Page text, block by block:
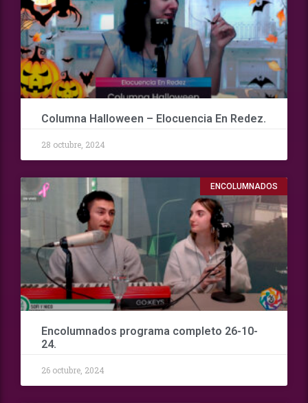
Columna Halloween – Elocuencia En Redez.
28 octubre, 2024
ENCOLUMNADOS
Encolumnados programa completo 26-10-
24.
26 octubre, 2024